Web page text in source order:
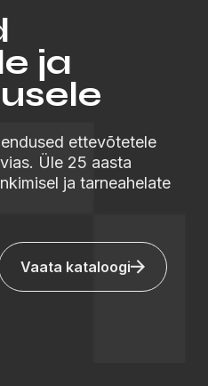
ja
ettevõtetele
Üle 25 aasta
ja tarneahelate
Vaata kataloogi